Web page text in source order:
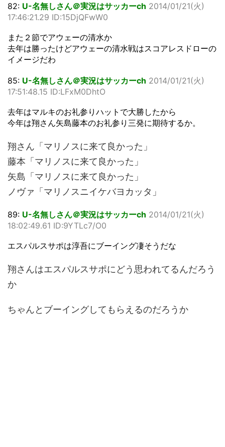
82: U-名無しさん＠実況はサッカーch 2014/01/21(火)
17:46:21.29 ID:15DjQFwW0
また２節でアウェーの清水か
去年は勝ったけどアウェーの清水戦はスコアレスドローの
イメージだわ
85: U-名無しさん＠実況はサッカーch 2014/01/21(火)
17:51:48.15 ID:LFxM0DhtO
去年はマルキのお礼参りハットで大勝したから
今年は翔さん矢島藤本のお礼参り三発に期待するか。
翔さん「マリノスに来て良かった」
藤本「マリノスに来て良かった」
矢島「マリノスに来て良かった」
ノヴァ「マリノスニイケバヨカッタ」
89: U-名無しさん＠実況はサッカーch 2014/01/21(火)
18:02:49.61 ID:9YTLc7/O0
エスパルスサポは淳吾にブーイング凄そうだな
翔さんはエスパルスサポにどう思われてるんだろう
か
ちゃんとブーイングしてもらえるのだろうか